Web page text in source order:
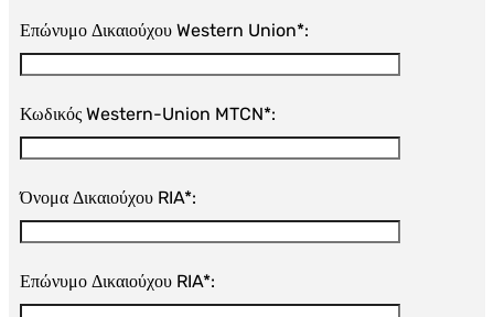
Επώνυμο Δικαιούχου Western Union*:
Κωδικός Western-Union MTCN*:
Όνομα Δικαιούχου RIA*:
Επώνυμο Δικαιούχου RIA*: